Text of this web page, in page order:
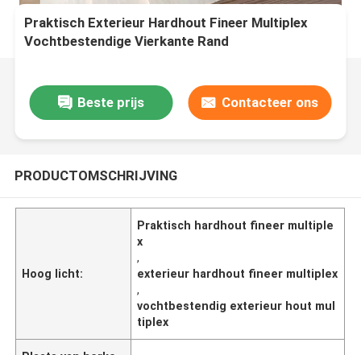
Praktisch Exterieur Hardhout Fineer Multiplex
Vochtbestendige Vierkante Rand
Beste prijs Contacteer ons
PRODUCTOMSCHRIJVING
Hoog licht:
Praktisch hardhout fineer multiple
x
,
exterieur hardhout fineer multiplex
,
vochtbestendig exterieur hout mul
tiplex